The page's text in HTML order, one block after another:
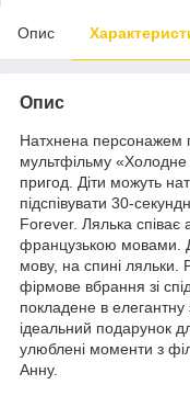
Опис
Опис
Натхнена персонажем
мультфільму
пригод. Діти можуть
підспівувати 30-
Forever. Лялька співає
французькою мовами.
мову, на спині ляльки.
фірмове вбрання зі
покладене в
ідеальний подарунок
улюблені моменти з
Анну.